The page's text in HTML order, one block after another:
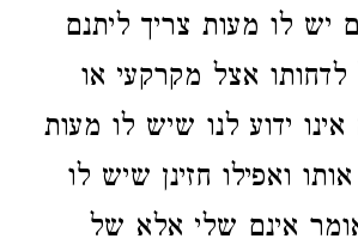
יש לו מעות צריך ליתנם
לדחותו אצל מקרקעי או
אינו ידוע לנו שיש לו מעות
ואפילו חזינן שיש לו
אינם שלי אלא של